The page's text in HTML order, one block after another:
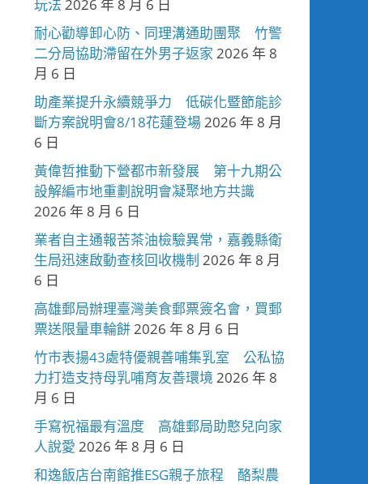
玩法 2026 年 8 月 6 日
耐心勸導卸心防、同理溝通助團聚 竹警
二分局協助滯留在外男子返家 2026 年 8
月 6 日
助產業提升永續競爭力 低碳化暨節能診
斷方案說明會8/18花蓮登場2026 年 8 月
6 日
黃偉哲推動下營都市新發展 第十九期公
設解編市地重劃說明會凝聚地方共識
2026 年 8 月 6 日
業者自主通報苦茶油檢驗異常，嘉義縣衛
生局迅速啟動查核回收機制 2026 年 8 月
6 日
高雄郵局辦理臺灣美食郵票簽名會，買郵
票送限量車輪餅2026 年 8 月 6 日
竹市表揚43處特優親善哺集乳室 公私協
力打造支持母乳哺育友善環境2026 年 8
月 6 日
手寫祝福最有溫度 高雄郵局助憨兒向家
人說愛 2026 年 8 月 6 日
和逸飯店台南館推ESG親子旅程 酪梨農